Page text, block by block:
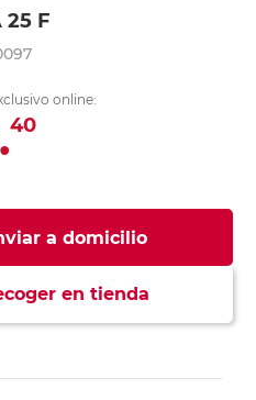
25 F
online:
40
a domicilio
en tienda